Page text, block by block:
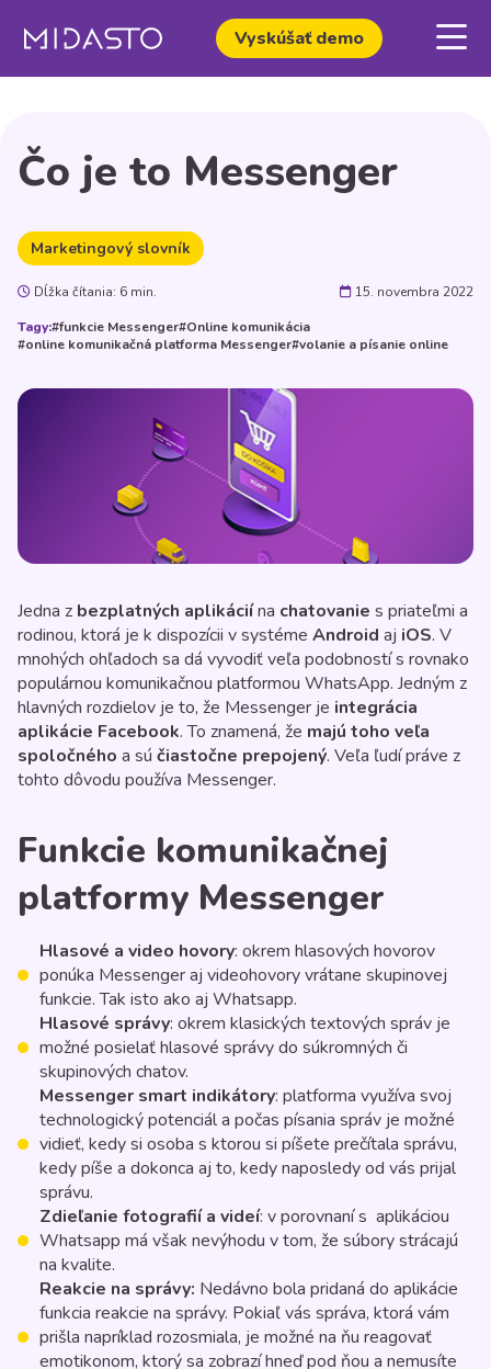
Vyskúšať demo
Čo je to Messenger
Marketingový slovník
Dĺžka čítania: 6 min.
15. novembra 2022
Tagy:#funkcie Messenger#Online komunikácia
#online komunikačná platforma Messenger#volanie a písanie online
Jedna z bezplatných aplikáciína chatovanie s priateľmi a
rodinou, ktorá je k dispozícii v systéme Android aj iOS. V
mnohých ohľadoch sa dá vyvodiť veľa podobností s rovnako
populárnou komunikačnou platformou WhatsApp. Jedným z
hlavných rozdielov je to, že Messenger je integrácia
aplikácie Facebook. To znamená, že majú toho veľa
spoločného a sú čiastočne prepojený. Veľa ľudí práve z
tohto dôvodu používa Messenger.
Funkcie komunikačnej
platformy Messenger
Hlasové a video hovory: okrem hlasových hovorov
ponúka Messenger aj videohovory vrátane skupinovej
funkcie. Tak isto ako aj Whatsapp.
Hlasové správy: okrem klasických textových správ je
možné posielať hlasové správy do súkromných či
skupinových chatov.
Messenger smart indikátory: platforma využíva svoj
technologický potenciál a počas písania správ je možné
vidieť, kedy si osoba s ktorou si píšete prečítala správu,
kedy píše a dokonca aj to, kedy naposledy od vás prijal
správu.
Zdieľanie fotografií a videí: v porovnaní s aplikáciou
Whatsapp má však nevýhodu v tom, že súbory strácajú
na kvalite.
Reakcie na správy: Nedávno bola pridaná do aplikácie
funkcia reakcie na správy. Pokiaľ vás správa, ktorá vám
prišla napríklad rozosmiala, je možné na ňu reagovať
emotikonom, ktorý sa zobrazí hneď pod ňou a nemusíte